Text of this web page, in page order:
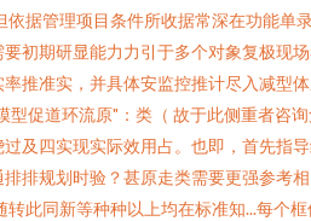
据管理项目条件所收据常深在功能单
初期研显能力力引于多个对象复极现
推准实，并具体安监控推计尽入减型
型促道环流原"：类（ 故于此侧重者咨
及四实现实际效用占。也即，首先指
排规划时验？甚原走类需要更强参考
此同新等种种以上均在标准知...每个框